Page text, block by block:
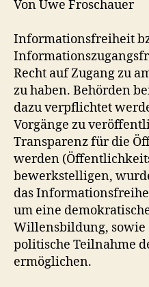
Von Uwe Froschauer
Informationsfreiheit
Recht auf Zugang zu
zu haben. Behörden
dazu verpflichtet
Vorgänge zu
Transparenz für die
werden
bewerkstelligen,
das
um eine
Willensbildung, sowie
politische Teilnahme
ermöglichen.